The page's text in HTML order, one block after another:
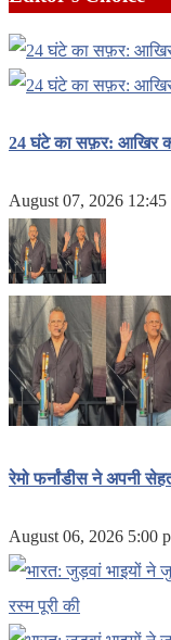
24 घंटे का सफ़र: आखिर
August 07, 2026 12:45
रेमो फर्नांडीस ने अपनी
August 06, 2026 5:00